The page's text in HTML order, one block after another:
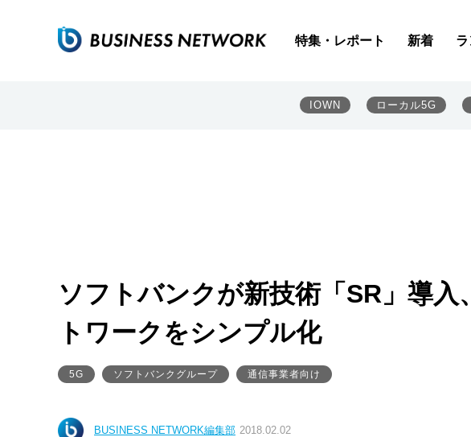
特集・レポート 新着
IOWN ローカル5G
ソフトバンクが新技術「SR」導入
トワークをシンプル化
5G ソフトバンクグループ 通信事業者向け
BUSINESS NETWORK編集部 2018.02.02